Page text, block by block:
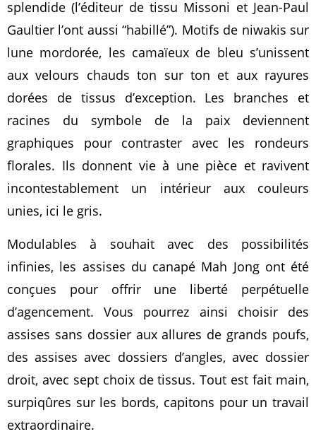
splendide (l’éditeur de tissu Missoni et Jean-Paul
Gaultier l’ont aussi “habillé”). Motifs de niwakis sur
lune mordorée, les camaïeux de bleu s’unissent
aux velours chauds ton sur ton et aux rayures
dorées de tissus d’exception. Les branches et
racines du symbole de la paix deviennent
graphiques pour contraster avec les rondeurs
florales. Ils donnent vie à une pièce et ravivent
incontestablement un intérieur aux couleurs
unies, ici le gris.
Modulables à souhait avec des possibilités
infinies, les assises du canapé Mah Jong ont été
conçues pour offrir une liberté perpétuelle
d’agencement. Vous pourrez ainsi choisir des
assises sans dossier aux allures de grands poufs,
des assises avec dossiers d’angles, avec dossier
droit, avec sept choix de tissus. Tout est fait main,
surpiqûres sur les bords, capitons pour un travail
extraordinaire.